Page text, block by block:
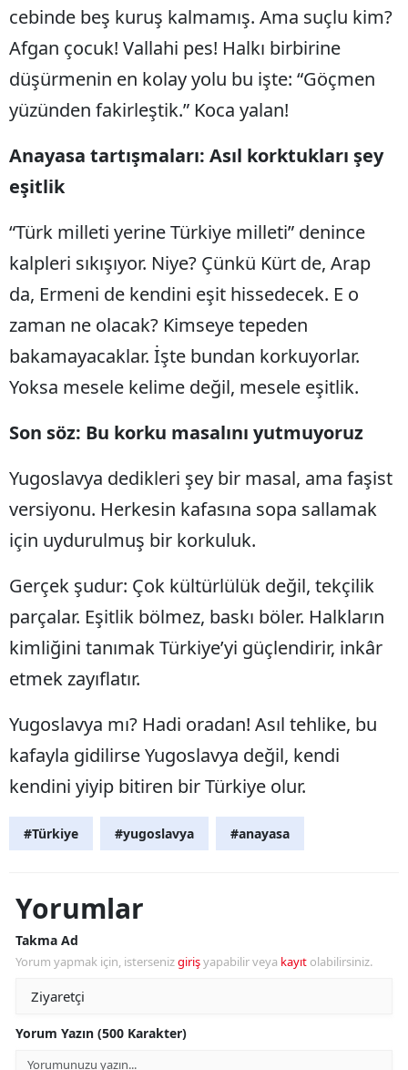
cebinde beş kuruş kalmamış. Ama suçlu kim?
Afgan çocuk! Vallahi pes! Halkı birbirine
düşürmenin en kolay yolu bu işte: “Göçmen
yüzünden fakirleştik.” Koca yalan!
Anayasa tartışmaları: Asıl korktukları şey
eşitlik
“Türk milleti yerine Türkiye milleti” denince
kalpleri sıkışıyor. Niye? Çünkü Kürt de, Arap
da, Ermeni de kendini eşit hissedecek. E o
zaman ne olacak? Kimseye tepeden
bakamayacaklar. İşte bundan korkuyorlar.
Yoksa mesele kelime değil, mesele eşitlik.
Son söz: Bu korku masalını yutmuyoruz
Yugoslavya dedikleri şey bir masal, ama faşist
versiyonu. Herkesin kafasına sopa sallamak
için uydurulmuş bir korkuluk.
Gerçek şudur: Çok kültürlülük değil, tekçilik
parçalar. Eşitlik bölmez, baskı böler. Halkların
kimliğini tanımak Türkiye’yi güçlendirir, inkâr
etmek zayıflatır.
Yugoslavya mı? Hadi oradan! Asıl tehlike, bu
kafayla gidilirse Yugoslavya değil, kendi
kendini yiyip bitiren bir Türkiye olur.
#Türkiye #yugoslavya #anayasa
Yorumlar
Takma Ad
Yorum yapmak için, istersenizgirişyapabilir veya kayıt olabilirsiniz.
Yorum Yazın (500 Karakter)